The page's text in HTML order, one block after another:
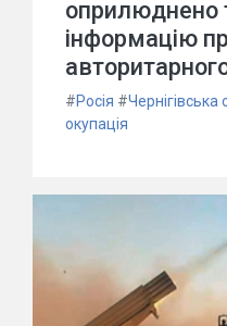
оприлюднено
інформацію
#Росія #Чернігівська
окупація